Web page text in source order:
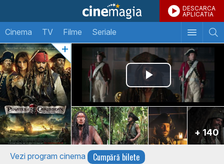
DESCARCA
APLICATIA
Cinema TV Filme Seriale
+ 140
Vezi program cinema Cumpără bilete